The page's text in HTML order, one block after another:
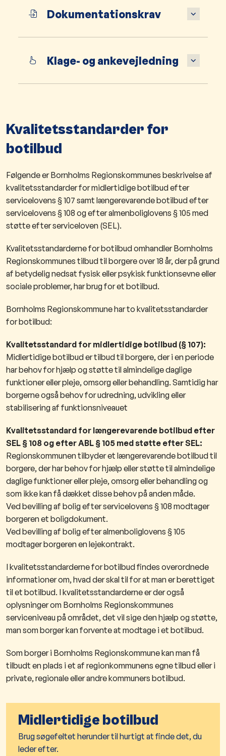
Dokumentationskrav
Klage- og ankevejledning
Kvalitetsstandarder for
botilbud
Følgende er Bornholms Regionskommunes beskrivelse af
kvalitetsstandarder for midlertidige botilbud efter
servicelovens § 107 samt længerevarende botilbud efter
servicelovens § 108 og efter almenboliglovens § 105 med
støtte efter serviceloven (SEL).
Kvalitetsstandarderne for botilbud omhandler Bornholms
Regionskommunes tilbud til borgere over 18 år, der på grund
af betydelig nedsat fysisk eller psykisk funktionsevne eller
sociale problemer, har brug for et botilbud.
Bornholms Regionskommune har to kvalitetsstandarder
for botilbud:
Kvalitetsstandard for midlertidige botilbud (§ 107):
Midlertidige botilbud er tilbud til borgere, der i en periode
har behov for hjælp og støtte til almindelige daglige
funktioner eller pleje, omsorg eller behandling. Samtidig har
borgerne også behov for udredning, udvikling eller
stabilisering af funktionsniveauet
Kvalitetsstandard for længerevarende botilbud efter
SEL § 108 og efter ABL § 105 med støtte efter SEL:
Regionskommunen tilbyder et længerevarende botilbud til
borgere, der har behov for hjælp eller støtte til almindelige
daglige funktioner eller pleje, omsorg eller behandling og
som ikke kan få dækket disse behov på anden måde.
Ved bevilling af bolig efter servicelovens § 108 modtager
borgeren et boligdokument.
Ved bevilling af bolig efter almenboliglovens § 105
modtager borgeren en lejekontrakt.
I kvalitetsstandarderne for botilbud findes overordnede
informationer om, hvad der skal til for at man er berettiget
til et botilbud. I kvalitetsstandarderne er der også
oplysninger om Bornholms Regionskommunes
serviceniveau på området, det vil sige den hjælp og støtte,
man som borger kan forvente at modtage i et botilbud.
Som borger i Bornholms Regionskommune kan man få
tilbudt en plads i et af regionkommunens egne tilbud eller i
private, regionale eller andre kommuners botilbud.
Midlertidige botilbud
Brug søgefeltet herunder til hurtigt at finde det, du
leder efter.